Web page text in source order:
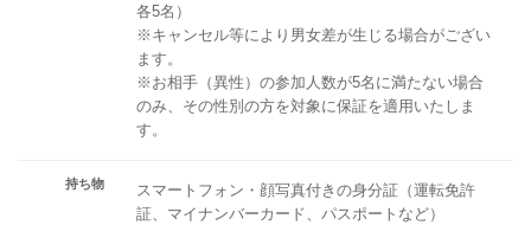
各5名）
※キャンセル等により男女差が生じる場合がござい
ます。
※お相手（異性）の参加人数が5名に満たない場合
のみ、その性別の方を対象に保証を適用いたしま
す。
持ち物
スマートフォン・顔写真付きの身分証（運転免許
証、マイナンバーカード、パスポートなど）